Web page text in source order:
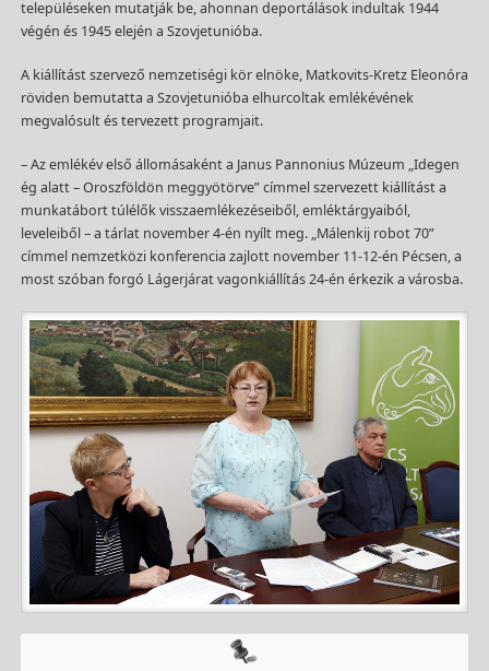
településeken mutatják be, ahonnan deportálások indultak 1944
végén és 1945 elején a Szovjetunióba.
A kiállítást szervező nemzetiségi kör elnöke, Matkovits-Kretz Eleonóra
röviden bemutatta a Szovjetunióba elhurcoltak emlékévének
megvalósult és tervezett programjait.
– Az emlékév első állomásaként a Janus Pannonius Múzeum „Idegen
ég alatt – Oroszföldön meggyötörve” címmel szervezett kiállítást a
munkatábort túlélők visszaemlékezéseiből, emléktárgyaiból,
leveleiből – a tárlat november 4-én nyílt meg. „Málenkij robot 70”
címmel nemzetközi konferencia zajlott november 11-12-én Pécsen, a
most szóban forgó Lágerjárat vagonkiállítás 24-én érkezik a városba.